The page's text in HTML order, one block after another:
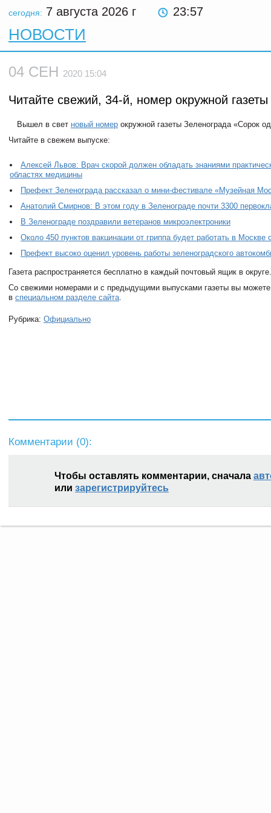
сегодня: 7 августа 2026 г 23:57
НОВОСТИ
04 СЕН 2020 15:04
Читайте свежий, 34-й, номер окружной
Вышел в свет новый номер окружной газеты Зеленограда «Сорок
Читайте в свежем выпуске:
Алексей Львов: Врач скорой должен обладать знаниями
областях медицины
Префект Зеленограда рассказал о мини-фестивале «Музейная
Анатолий Смирнов: В этом году в Зеленограде почти 3300
В Зеленограде поздравили ветеранов микроэлектроники
Около 450 пунктов вакцинации от гриппа будет работать в Москве
Префект высоко оценил уровень работы зеленоградского
Газета распространяется бесплатно в каждый почтовый ящик в округе.
Cо свежими номерами и с предыдущими выпусками газеты вы можете
в специальном разделе сайта.
Рубрика: Официально
Комментарии (0):
Чтобы оставлять комментарии, сначала
или зарегистрируйтесь